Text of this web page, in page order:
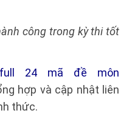
công trong kỳ thi tốt
24 mã đề môn
hợp và cập nhật liên
thức.